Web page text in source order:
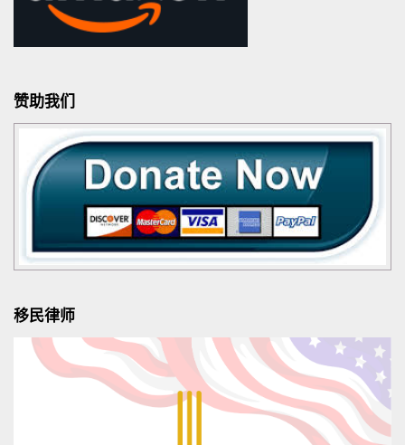
赞助我们
移民律师